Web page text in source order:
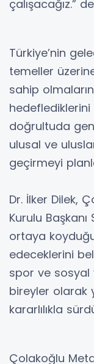
çalışacağız.”
Türkiye’nin
temeller
sahip
doğrultuda
ulusal ve
geçirmeyi
Dr. İlker Dilek,
Kurulu
ortaya
edeceklerini
spor ve sosyal
bireyler olarak
kararlılıkla
Çolakoğlu